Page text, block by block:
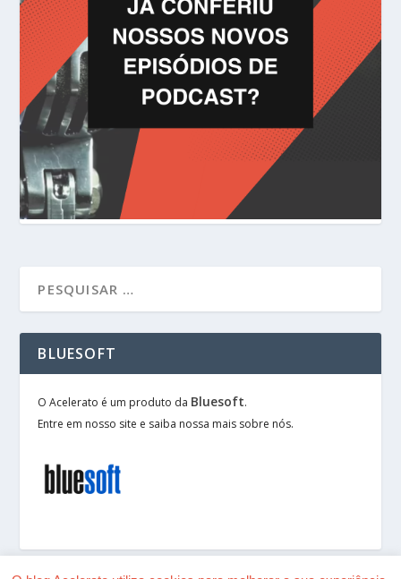
BLUESOFT
O Acelerato é um produto da Bluesoft.
Entre em nosso site e saiba nossa mais sobre nós.